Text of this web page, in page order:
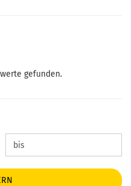
gefunden.